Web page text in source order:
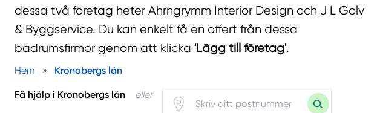
dessa två företag heter Ahrngrymm Interior Design och J L Golv
& Byggservice. Du kan enkelt få en offert från dessa
badrumsfirmor genom att klicka 'Lägg till företag'.
Hem » Kronobergs län
Få hjälp i Kronobergs län eller